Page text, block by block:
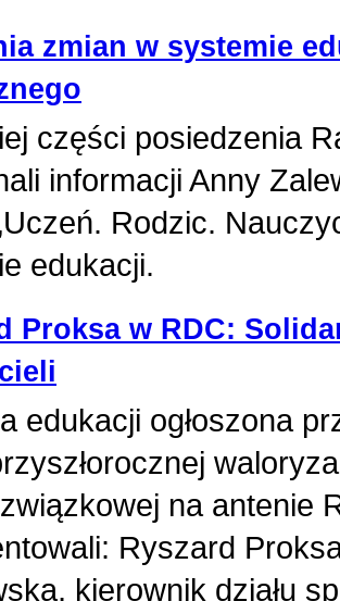
zmian w systemie
części posiedzenia
informacji Anny
Rodzic.
edukacji.
Proksa w RDC:
edukacji ogłoszona
na antenie
Ryszard
kierownik działu